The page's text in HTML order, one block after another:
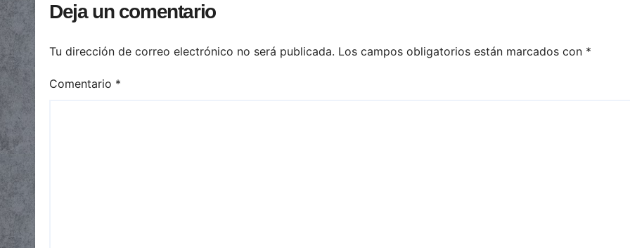
Deja un comentario
Tu dirección de correo electrónico no será publicada. Los campos obligatorios están marcados con *
Comentario *